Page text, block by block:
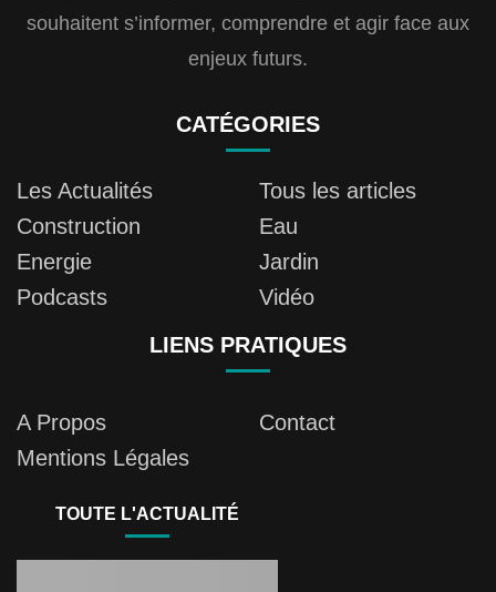
souhaitent s’informer, comprendre et agir face aux
enjeux futurs.
CATÉGORIES
Les Actualités
Tous les articles
Construction
Eau
Energie
Jardin
Podcasts
Vidéo
LIENS PRATIQUES
A Propos
Contact
Mentions Légales
TOUTE L'ACTUALITÉ